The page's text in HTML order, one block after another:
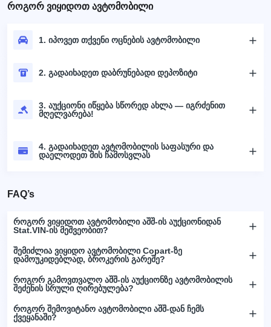
როგორ ვიყიდოთ ავტომობილი
1. იპოვეთ თქვენი ოცნების ავტომობილი
2. გადაიხადეთ დაბრუნებადი დეპოზიტი
3. აუქციონი იწყება სწორედ ახლა — იგრძენით
მღელვარება!
4. გადაიხადეთ ავტომობილის საფასური და
დაელოდეთ მის ჩამოსვლას
FAQ’s
როგორ ვიყიდოთ ავტომობილი აშშ-ის აუქციონიდან
Stat.VIN-ის მეშვეობით?
შემიძლია ვიყიდო ავტომობილი Copart-ზე
დამოუკიდებლად, ბროკერის გარეშე?
როგორ გამოვთვალო აშშ-ის აუქციონზე ავტომობილის
შეძენის სრული ღირებულება?
როგორ შემოვიტანო ავტომობილი აშშ-დან ჩემს
ქვეყანაში?